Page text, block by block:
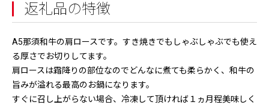
返礼品の特徴
A5那須和牛の肩ロースです。すき焼きでもしゃぶしゃぶでも使え
る厚さでお切りしてます。
肩ロースは霜降りの部位なのでどんなに煮ても柔らかく、和牛の
旨みが溢れる最高のお鍋になります。
すぐに召し上がらない場合、冷凍して頂ければ１ヵ月程美味しく